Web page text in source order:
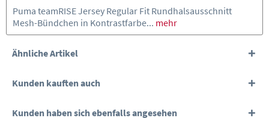
Puma teamRISE Jersey Regular Fit Rundhalsausschnitt
Mesh-Bündchen in Kontrastfarbe... mehr
Ähnliche Artikel
Kunden kauften auch
Kunden haben sich ebenfalls angesehen